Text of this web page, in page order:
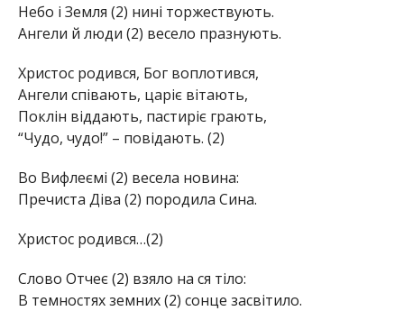
Небо і Земля (2) нині торжествують.
Ангели й люди (2) весело празнують.
Христос родився, Бог воплотився,
Ангели співають, царіє вітають,
Поклін віддають, пастиріє грають,
“Чудо, чудо!” – повідають. (2)
Во Вифлеємі (2) весела новина:
Пречиста Діва (2) породила Сина.
Христос родився…(2)
Слово Отчеє (2) взяло на ся тіло:
В темностях земних (2) сонце засвітило.